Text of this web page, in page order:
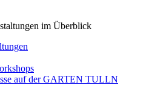
im Überblick
auf der GARTEN TULLN